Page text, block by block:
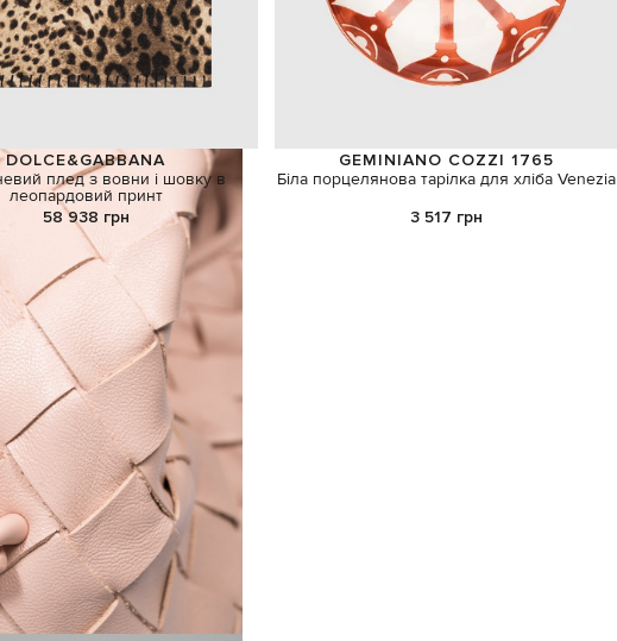
DOLCE&GABBANA
плед з вовни і шовку в
леопардовий принт
58 938 грн
GEMINIANO COZZI 1765
Біла порцелянова тарілка для хліба Venezia
3 517 грн